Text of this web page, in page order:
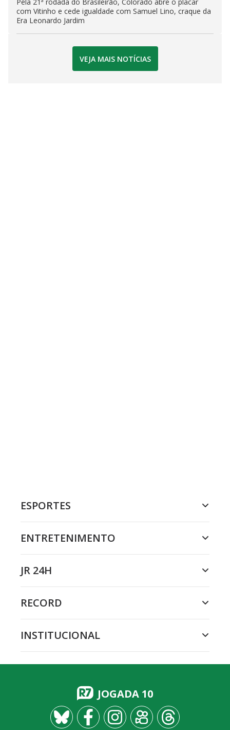
com Vitinho e cede igualdade com Samuel Lino, craque da
Era Leonardo Jardim
VEJA MAIS NOTÍCIAS
ESPORTES
ENTRETENIMENTO
JR 24H
RECORD
INSTITUCIONAL
JOGADA 10